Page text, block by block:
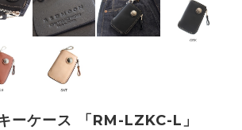
ーケース 「RM-LZKC-L」